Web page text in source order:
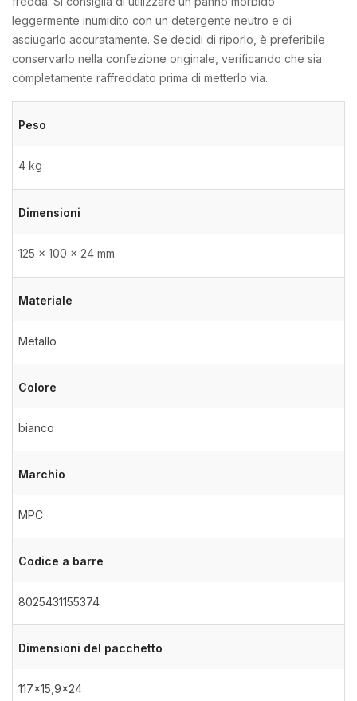
leggermente inumidito con un detergente neutro e di
asciugarlo accuratamente. Se decidi di riporlo, è preferibile
conservarlo nella confezione originale, verificando che sia
completamente raffreddato prima di metterlo via.
Peso
4 kg
Dimensioni
125 × 100 × 24 mm
Materiale
Metallo
Colore
bianco
Marchio
MPC
Codice a barre
8025431155374
Dimensioni del pacchetto
117×15,9×24